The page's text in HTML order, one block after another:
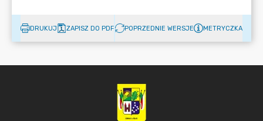
DRUKUJ ZAPISZ DO PDF POPRZEDNIE WERSJE METRYCZKA